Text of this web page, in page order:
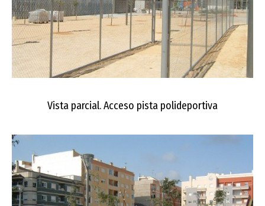
Vista parcial. Acceso pista polideportiva